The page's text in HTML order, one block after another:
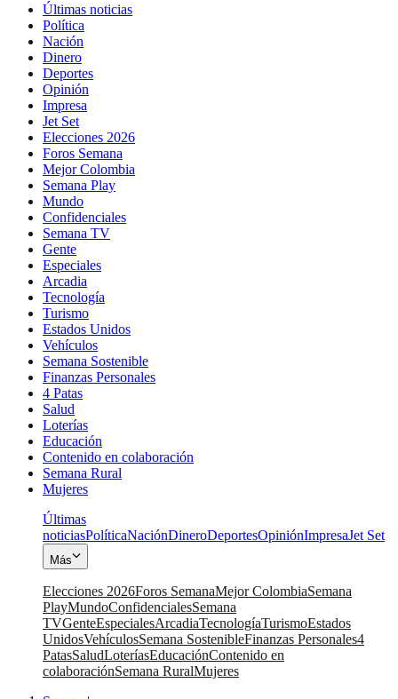
Últimas noticias
Política
Nación
Dinero
Deportes
Opinión
Impresa
Jet Set
Elecciones 2026
Foros Semana
Mejor Colombia
Semana Play
Mundo
Confidenciales
Semana TV
Gente
Especiales
Arcadia
Tecnología
Turismo
Estados Unidos
Vehículos
Semana Sostenible
Finanzas Personales
4 Patas
Salud
Loterías
Educación
Contenido en colaboración
Semana Rural
Mujeres
Últimas
noticiasPolíticaNaciónDineroDeportesOpiniónImpresaJet Set
Más
Elecciones 2026Foros SemanaMejor ColombiaSemana
PlayMundoConfidencialesSemana
TVGenteEspecialesArcadiaTecnologíaTurismoEstados
UnidosVehículosSemana SostenibleFinanzas Personales4
PatasSaludLoteríasEducaciónContenido en
colaboraciónSemana RuralMujeres